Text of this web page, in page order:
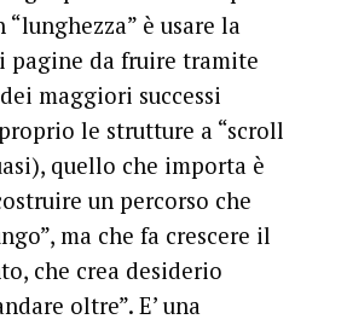
è usare la
pagine da fruire tramite
maggiori successi
le strutture a “scroll
quello che importa è
un percorso che
ma che fa crescere il
che crea desiderio
oltre”. E’ una